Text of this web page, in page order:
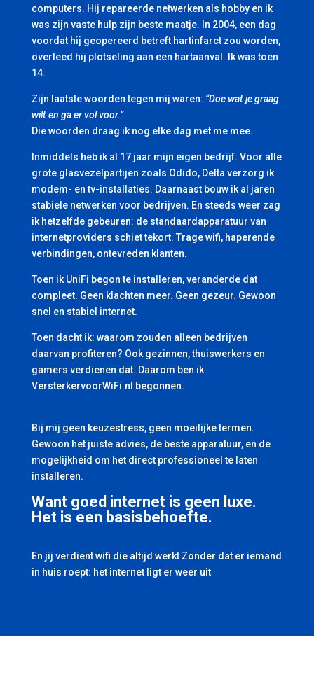
computers. Hij repareerde netwerken als hobby en ik
was zijn vaste hulp zijn beste maatje. In 2004, een dag
voordat hij geopereerd betreft hartinfarct zou worden,
overleed hij plotseling aan een hartaanval. Ik was toen
14.
Zijn laatste woorden tegen mij waren: “Doe wat je graag
wilt en ga er vol voor.”
Die woorden draag ik nog elke dag met me mee.
Inmiddels heb ik al 17 jaar mijn eigen bedrijf. Voor alle
grote glasvezelpartijen zoals Odido, Delta verzorg ik
modem- en tv-installaties. Daarnaast bouw ik al jaren
stabiele netwerken voor bedrijven. En steeds weer zag
ik hetzelfde gebeuren: de standaardapparatuur van
internetproviders schiet tekort. Trage wifi, haperende
verbindingen, ontevreden klanten.
Toen ik UniFi begon te installeren, veranderde dat
compleet. Geen klachten meer. Geen gezeur. Gewoon
snel en stabiel internet.
Toen dacht ik: waarom zouden alleen bedrijven
daarvan profiteren? Ook gezinnen, thuiswerkers en
gamers verdienen dat. Daarom ben ik
VersterkervoorWiFi.nl begonnen.
Bij mij geen keuzestress, geen moeilijke termen.
Gewoon het juiste advies, de beste apparatuur, en de
mogelijkheid om het direct professioneel te laten
installeren.
Want goed internet is geen luxe.
Het is een basisbehoefte.
En jij verdient wifi die altijd werkt Zonder dat er iemand
in huis roept: het internet ligt er weer uit